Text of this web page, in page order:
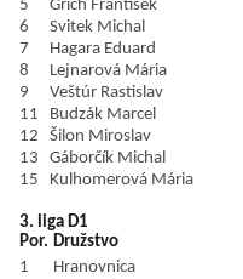
5
Grich František
6
Svitek Michal
7
Hagara Eduard
8
Lejnarová Mária
9
Veštúr Rastislav
11
Budzák Marcel
12
Šilon Miroslav
13
Gáborčík Michal
15
Kulhomerová Mária
3. liga D1
Por. Družstvo
1
Hranovnica